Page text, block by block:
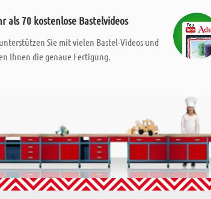
als 70 kostenlose Bastelvideos
Sie mit vielen Bastel-Videos und
Ihnen die genaue Fertigung.